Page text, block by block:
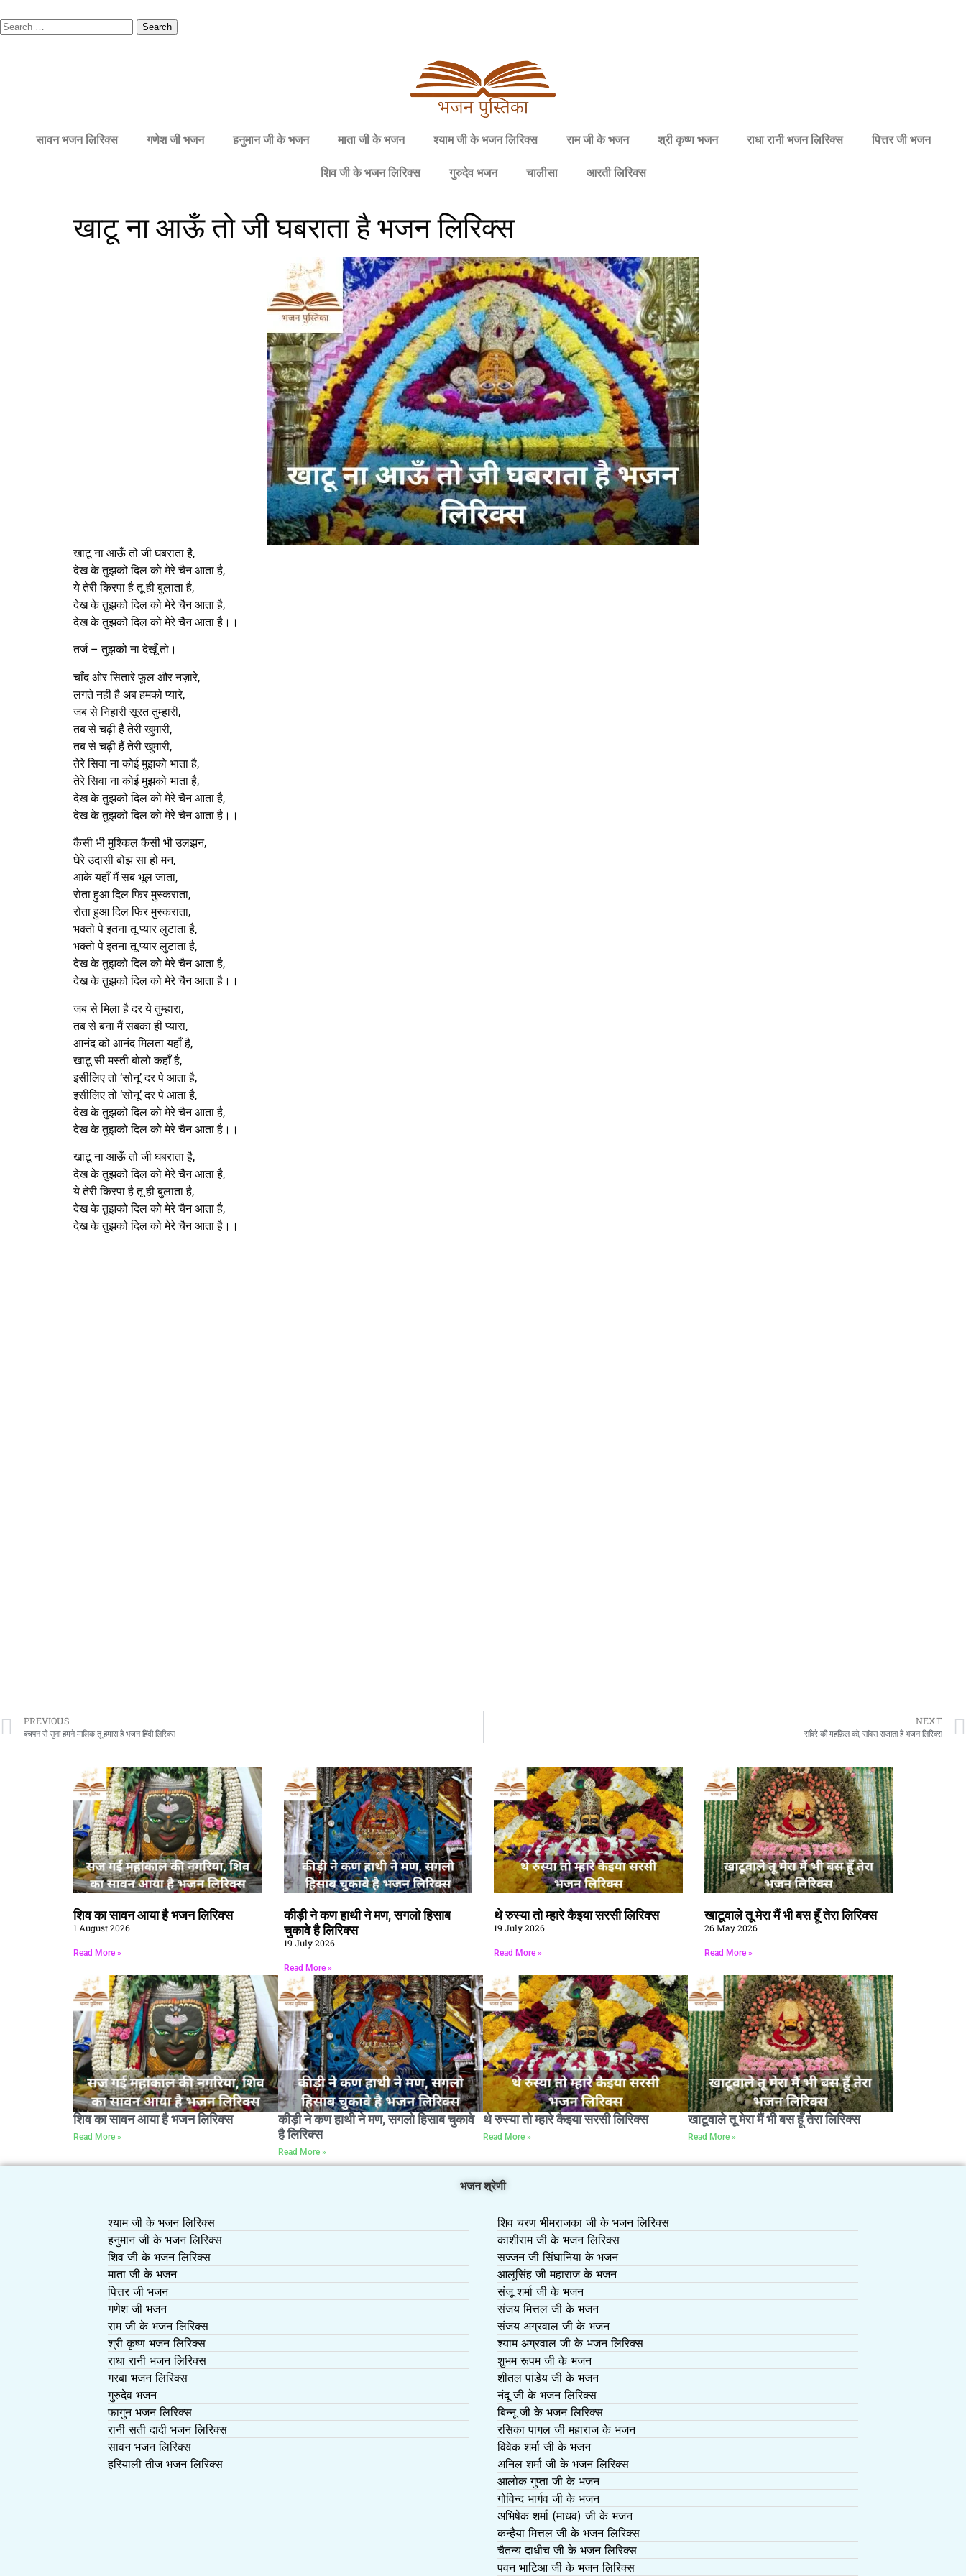
सावन भजन लिरिक्स गणेश जी भजन हनुमान जी के भजन माता जी के भजन श्याम जी के भजन लिरिक्स राम जी के भजन श्री कृष्ण भजन राधा रानी भजन लिरिक्स पित्तर जी भजन
शिव जी के भजन लिरिक्स गुरुदेव भजन चालीसा आरती लिरिक्स
खाटू ना आऊँ तो जी घबराता है भजन लिरिक्स
खाटू ना आऊँ तो जी घबराता है,
देख के तुझको दिल को मेरे चैन आता है,
ये तेरी किरपा है तू ही बुलाता है,
देख के तुझको दिल को मेरे चैन आता है,
देख के तुझको दिल को मेरे चैन आता है।।
तर्ज – तुझको ना देखूँ तो।
चाँद ओर सितारे फूल और नज़ारे,
लगते नही है अब हमको प्यारे,
जब से निहारी सूरत तुम्हारी,
तब से चढ़ी हैं तेरी खुमारी,
तब से चढ़ी हैं तेरी खुमारी,
तेरे सिवा ना कोई मुझको भाता है,
तेरे सिवा ना कोई मुझको भाता है,
देख के तुझको दिल को मेरे चैन आता है,
देख के तुझको दिल को मेरे चैन आता है।।
कैसी भी मुश्किल कैसी भी उलझन,
घेरे उदासी बोझ सा हो मन,
आके यहाँ मैं सब भूल जाता,
रोता हुआ दिल फिर मुस्कराता,
रोता हुआ दिल फिर मुस्कराता,
भक्तो पे इतना तू प्यार लुटाता है,
भक्तो पे इतना तू प्यार लुटाता है,
देख के तुझको दिल को मेरे चैन आता है,
देख के तुझको दिल को मेरे चैन आता है।।
जब से मिला है दर ये तुम्हारा,
तब से बना मैं सबका ही प्यारा,
आनंद को आनंद मिलता यहाँ है,
खाटू सी मस्ती बोलो कहाँ है,
इसीलिए तो ‘सोनू’ दर पे आता है,
इसीलिए तो ‘सोनू’ दर पे आता है,
देख के तुझको दिल को मेरे चैन आता है,
देख के तुझको दिल को मेरे चैन आता है।।
खाटू ना आऊँ तो जी घबराता है,
देख के तुझको दिल को मेरे चैन आता है,
ये तेरी किरपा है तू ही बुलाता है,
देख के तुझको दिल को मेरे चैन आता है,
देख के तुझको दिल को मेरे चैन आता है।।
PREVIOUS
बचपन से सुना हमने मालिक तू हमारा है भजन हिंदी लिरिक्स
NEXT
साँवरे की महफ़िल को, सांवरा सजाता है भजन लिरिक्स
शिव का सावन आया है भजन लिरिक्स
1 August 2026
Read More »
कीड़ी ने कण हाथी ने मण, सगलो हिसाब
चुकावे है लिरिक्स
19 July 2026
Read More »
थे रुस्या तो म्हारे कैइया सरसी लिरिक्स
19 July 2026
Read More »
खाटूवाले तू मेरा मैं भी बस हूँ तेरा लिरिक्स
26 May 2026
Read More »
शिव का सावन आया है भजन लिरिक्स
Read More »
कीड़ी ने कण हाथी ने मण, सगलो हिसाब चुकावे
है लिरिक्स
Read More »
थे रुस्या तो म्हारे कैइया सरसी लिरिक्स
Read More »
खाटूवाले तू मेरा मैं भी बस हूँ तेरा लिरिक्स
Read More »
भजन श्रेणी
श्याम जी के भजन लिरिक्स
हनुमान जी के भजन लिरिक्स
शिव जी के भजन लिरिक्स
माता जी के भजन
पित्तर जी भजन
गणेश जी भजन
राम जी के भजन लिरिक्स
श्री कृष्ण भजन लिरिक्स
राधा रानी भजन लिरिक्स
गरबा भजन लिरिक्स
गुरुदेव भजन
फागुन भजन लिरिक्स
रानी सती दादी भजन लिरिक्स
सावन भजन लिरिक्स
हरियाली तीज भजन लिरिक्स
शिव चरण भीमराजका जी के भजन लिरिक्स
काशीराम जी के भजन लिरिक्स
सज्जन जी सिंघानिया के भजन
आलूसिंह जी महाराज के भजन
संजू शर्मा जी के भजन
संजय मित्तल जी के भजन
संजय अग्रवाल जी के भजन
श्याम अग्रवाल जी के भजन लिरिक्स
शुभम रूपम जी के भजन
शीतल पांडेय जी के भजन
नंदू जी के भजन लिरिक्स
बिन्नू जी के भजन लिरिक्स
रसिका पागल जी महाराज के भजन
विवेक शर्मा जी के भजन
अनिल शर्मा जी के भजन लिरिक्स
आलोक गुप्ता जी के भजन
गोविन्द भार्गव जी के भजन
अभिषेक शर्मा (माधव) जी के भजन
कन्हैया मित्तल जी के भजन लिरिक्स
चैतन्य दाधीच जी के भजन लिरिक्स
पवन भाटिआ जी के भजन लिरिक्स